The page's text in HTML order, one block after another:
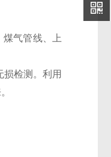
煤气管线、
上
损检测 。 利用